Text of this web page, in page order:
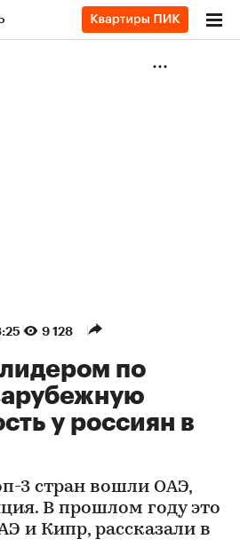
9 128
по
у россиян в
3 стран вошли ОАЭ,
В прошлом году это
и Кипр, рассказали в